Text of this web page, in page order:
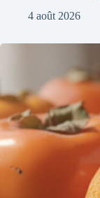
4 août 2026